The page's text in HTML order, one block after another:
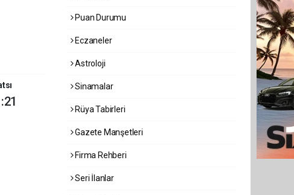
Puan Durumu
Eczaneler
Astroloji
Sinamalar
Rüya Tabirleri
Gazete Manşetleri
Firma Rehberi
Seri İlanlar